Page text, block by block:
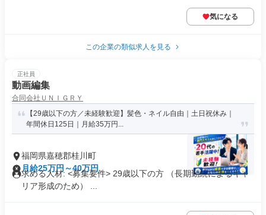
気になる
この企業の類似求人を見る
正社員
動画編集
合同会社ＵＮＩＧＲＹ
【29歳以下の方／未経験歓迎】髪色・ネイル自由｜土日祝休み｜
年間休日125日｜月給35万円...
福岡県嘉穂郡桂川町
月給25万円～40万円
求める人材: <募集要件> 29歳以下の方 （長期勤続によるキャ
リア形成のため） ...